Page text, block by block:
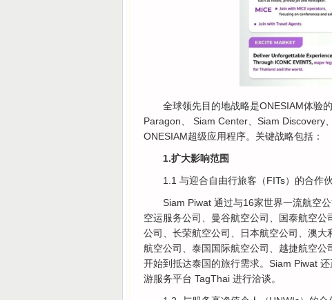
全球领先目的地战略是ONESIAM体验
Paragon、 Siam Center、Siam Discovery
ONESIAM超级应用程序。关键战略包括：
1.扩大影响范围
1.1 与迎合自由行旅客（FITs）的合作
Siam Piwat 通过与16家世界一流航空
空运服务公司、曼谷航空公司、国泰航空
公司、长荣航空公司、日本航空公司、澳
航空公司、泰国国际航空公司、越捷航空
开始到抵达泰国的旅行需求。Siam Piwat
游服务平台 TagThai 进行洽谈。